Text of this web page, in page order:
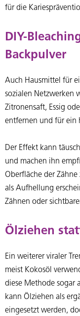
für die
DIY-
Backpulver
Auch Hausmittel für
sozialen Netzwerken
Zitronensaft, Essig
entfernen und für ein
Der Effekt kann
und machen ihn
Oberfläche der
als Aufhellung
Zähnen oder
Ölziehen
Ein weiterer viraler
meist Kokosöl
diese Methode sogar
kann Ölziehen als
eingesetzt werden,